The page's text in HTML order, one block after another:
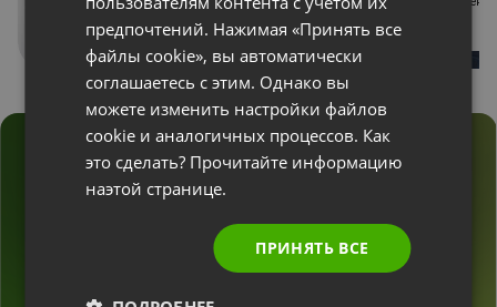
Катажина Белецка, Владелица
Учебного Центра Verte
маркетингу
DevaGroup
иняйтесь
у эксперто
ITALIAN
предпочтений. Нажимая «Принять все
файлы cookie», вы автоматически
соглашаетесь с этим. Однако вы
можете изменить настройки файлов
cookie и аналогичных процессов. Как
это сделать? Прочитайте информацию
наэтой странице.
ПРИНЯТЬ ВСЕ